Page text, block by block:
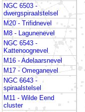
NGC 6503 -
dwergspiraalstelsel
M20 - Trifidnevel
M8 - Lagunenevel
NGC 6543 -
Kattenoognevel
M16 - Adelaarsnevel
M17 - Omeganevel
NGC 6643 -
spiraalstelsel
M11 - Wilde Eend
cluster